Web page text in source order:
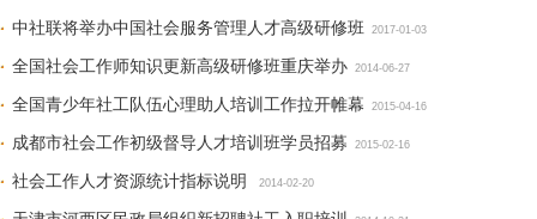
中社联将举办中国社会服务管理人才高级研修班 2017-01-03
全国社会工作师知识更新高级研修班重庆举办 2014-06-27
全国青少年社工队伍心理助人培训工作拉开帷幕 2015-04-16
成都市社会工作初级督导人才培训班学员招募 2015-02-16
社会工作人才资源统计指标说明 2014-02-20